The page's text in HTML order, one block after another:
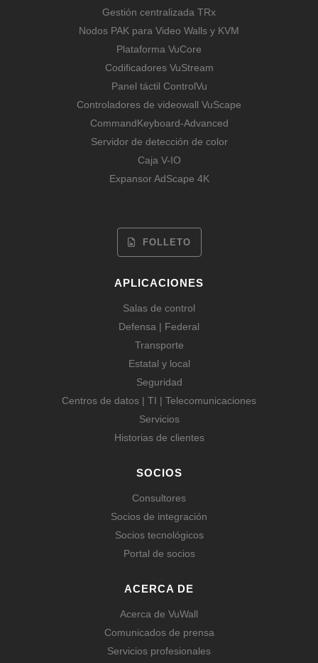
Gestión centralizada TRx
Nodos PAK para Video Walls y KVM
Plataforma VuCore
Codificadores VuStream
Panel táctil ControlVu
Controladores de videowall VuScape
CommandKeyboard-Advanced
Servidor de detección de color
Caja V-IO
Expansor AdScape 4K
FOLLETO
APLICACIONES
Salas de control
Defensa | Federal
Transporte
Estatal y local
Seguridad
Centros de datos | TI | Telecomunicaciones
Servicios
Historias de clientes
SOCIOS
Consultores
Socios de integración
Socios tecnológicos
Portal de socios
ACERCA DE
Acerca de VuWall
Comunicados de prensa
Servicios profesionales